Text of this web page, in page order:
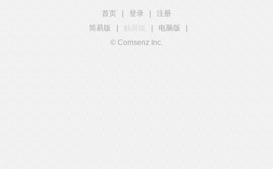
首页 登录
注册
简易版
触屏版 电脑版
© Comsenz Inc.